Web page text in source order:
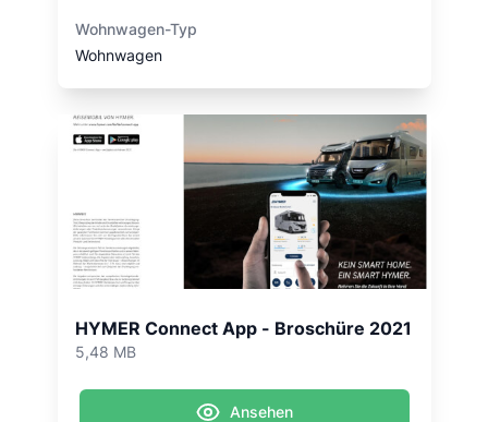
Wohnwagen-Typ
Wohnwagen
HYMER Connect App - Broschüre 2021
5,48 MB
Ansehen